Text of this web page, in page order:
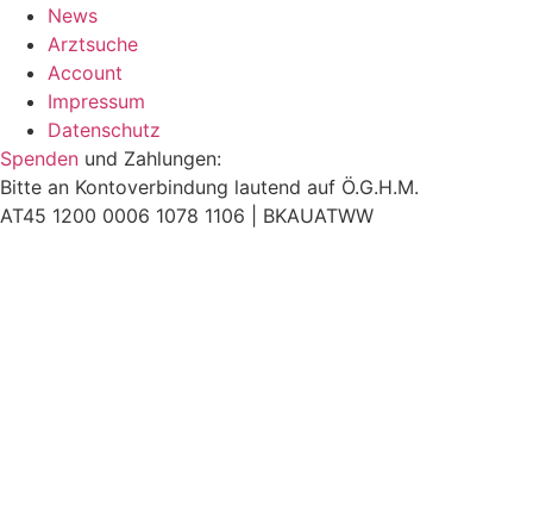
News
Arztsuche
Account
Impressum
Datenschutz
Spenden und Zahlungen:
Bitte an Kontoverbindung lautend auf Ö.G.H.M.
AT45 1200 0006 1078 1106 | BKAUATWW